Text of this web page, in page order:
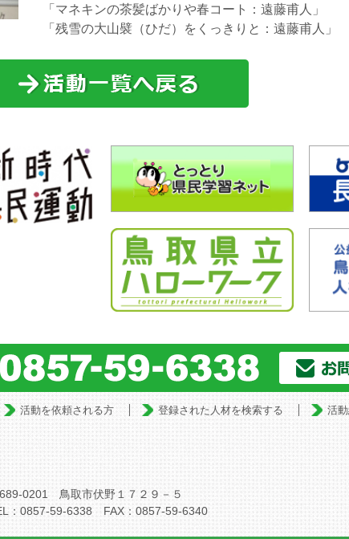
「マネキンの茶髪ばかりや春コート：遠藤甫人」
「残雪の大山襞（ひだ）をくっきりと：遠藤甫人」
活動を依頼される方 登録された人材を検索する 活
0201 鳥取市伏野１７２９－５
：0857-59-6338 FAX：0857-59-6340